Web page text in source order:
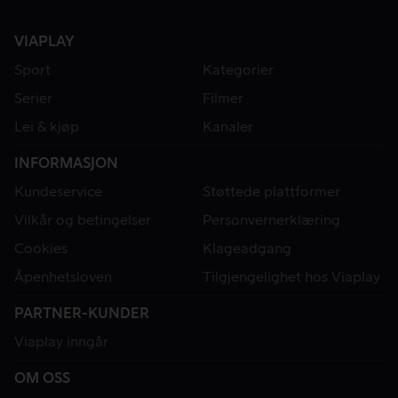
VIAPLAY
Sport
Kategorier
Serier
Filmer
Lei & kjøp
Kanaler
INFORMASJON
Kundeservice
Støttede plattformer
Vilkår og betingelser
Personvernerklæring
Cookies
Klageadgang
Åpenhetsloven
Tilgjengelighet hos Viaplay
PARTNER-KUNDER
Viaplay inngår
OM OSS